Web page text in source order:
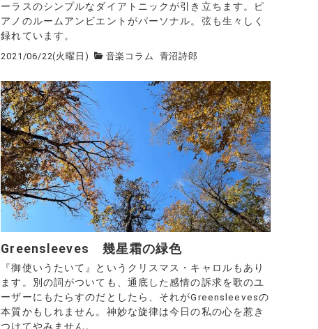
ーラスのシンプルなダイアトニックが引き立ちます。ピ
アノのルームアンビエントがパーソナル。弦も生々しく
録れています。
2021/06/22(火曜日) 音楽コラム 青沼詩郎
Greensleeves 幾星霜の緑色
『御使いうたいて』というクリスマス・キャロルもあり
ます。別の詞がついても、通底した感情の訴求を歌のユ
ーザーにもたらすのだとしたら、それがGreensleevesの
本質かもしれません。神妙な旋律は今日の私の心を惹き
つけてやみません。